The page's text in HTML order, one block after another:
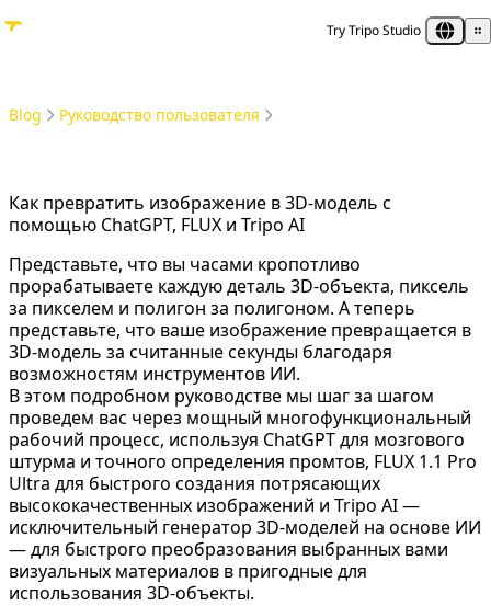
Try Tripo Studio
Blog
Руководство пользователя
Как превратить изображение в 3D-модель с
помощью ChatGPT, FLUX и Tripo AI
Представьте, что вы часами кропотливо
прорабатываете каждую деталь 3D-объекта, пиксель
за пикселем и полигон за полигоном. А теперь
представьте, что ваше изображение превращается в
3D-модель за считанные секунды благодаря
возможностям инструментов ИИ.
В этом подробном руководстве мы шаг за шагом
проведем вас через мощный многофункциональный
рабочий процесс, используя ChatGPT для мозгового
штурма и точного определения промтов, FLUX 1.1 Pro
Ultra для быстрого создания потрясающих
высококачественных изображений и Tripo AI—
исключительный генератор 3D-моделей на основе ИИ
— для быстрого преобразования выбранных вами
визуальных материалов в пригодные для
использования 3D-объекты.